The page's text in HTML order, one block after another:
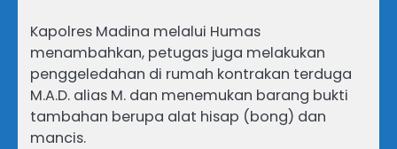
Kapolres Madina melalui Humas
menambahkan, petugas juga melakukan
penggeledahan di rumah kontrakan terduga
M.A.D. alias M. dan menemukan barang bukti
tambahan berupa alat hisap (bong) dan
mancis.